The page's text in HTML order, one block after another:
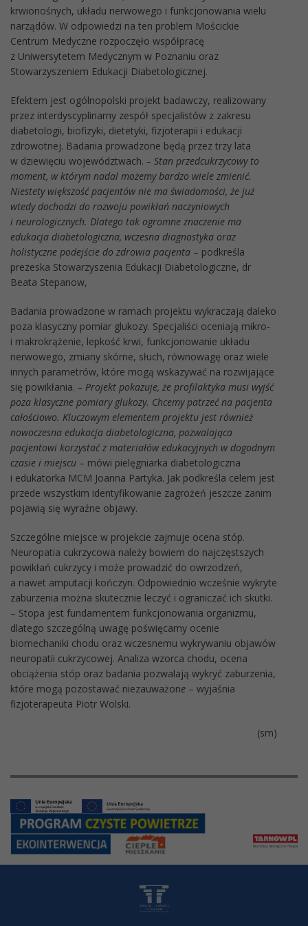
krwionośnych, układu nerwowego i funkcjonowania wielu
narządów. W odpowiedzi na ten problem Mościckie
Centrum Medyczne rozpoczęło współpracę
z Uniwersytetem Medycznym w Poznaniu oraz
Stowarzyszeniem Edukacji Diabetologicznej.
Efektem jest ogólnopolski projekt badawczy, realizowany
przez interdyscyplinarny zespół specjalistów z zakresu
diabetologii, biofizyki, dietetyki, fizjoterapii i edukacji
zdrowotnej. Badania prowadzone będą przez trzy lata
w dziewięciu województwach. – Stan przedcukrzycowy to
moment, w którym nadal możemy bardzo wiele zmienić.
Niestety większość pacjentów nie ma świadomości, że już
wtedy dochodzi do rozwoju powikłań naczyniowych
i neurologicznych. Dlatego tak ogromne znaczenie ma
edukacja diabetologiczna, wczesna diagnostyka oraz
holistyczne podejście do zdrowia pacjenta – podkreśla
prezeska Stowarzyszenia Edukacji Diabetologiczne, dr
Beata Stepanow,
Badania prowadzone w ramach projektu wykraczają daleko
poza klasyczny pomiar glukozy. Specjaliści oceniają mikro-
i makrokrążenie, lepkość krwi, funkcjonowanie układu
nerwowego, zmiany skórne, słuch, równowagę oraz wiele
innych parametrów, które mogą wskazywać na rozwijające
się powikłania. – Projekt pokazuje, że profilaktyka musi wyjść
poza klasyczne pomiary glukozy. Chcemy patrzeć na pacjenta
całościowo. Kluczowym elementem projektu jest również
nowoczesna edukacja diabetologiczna, pozwalająca
pacjentowi korzystać z materiałów edukacyjnych w dogodnym
czasie i miejscu – mówi pielęgniarka diabetologiczna
i edukatorka MCM Joanna Partyka. Jak podkreśla celem jest
przede wszystkim identyfikowanie zagrożeń jeszcze zanim
pojawią się wyraźne objawy.
Szczególne miejsce w projekcie zajmuje ocena stóp.
Neuropatia cukrzycowa należy bowiem do najczęstszych
powikłań cukrzycy i może prowadzić do owrzodzeń,
a nawet amputacji kończyn. Odpowiednio wcześnie wykryte
zaburzenia można skutecznie leczyć i ograniczać ich skutki.
– Stopa jest fundamentem funkcjonowania organizmu,
dlatego szczególną uwagę poświęcamy ocenie
biomechaniki chodu oraz wczesnemu wykrywaniu objawów
neuropatii cukrzycowej. Analiza wzorca chodu, ocena
obciążenia stóp oraz badania pozwalają wykryć zaburzenia,
które mogą pozostawać niezauważone – wyjaśnia
fizjoterapeuta Piotr Wolski.
(sm)